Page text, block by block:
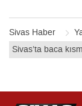
Sivas Haber
Sivas’ta baca